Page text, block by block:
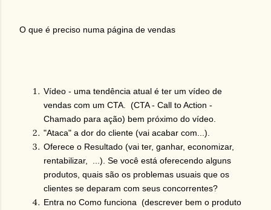
O que é preciso numa página de vendas
Vídeo - uma tendência atual é ter um vídeo de
vendas com um CTA. (CTA - Call to Action -
Chamado para ação) bem próximo do vídeo.
"Ataca" a dor do cliente (vai acabar com...).
Oferece o Resultado (vai ter, ganhar, economizar,
rentabilizar, ...). Se você está oferecendo alguns
produtos, quais são os problemas usuais que os
clientes se deparam com seus concorrentes?
Entra no Como funciona (descrever bem o produto